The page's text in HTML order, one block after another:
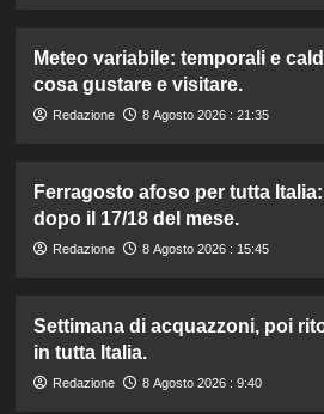
Meteo variabile: temporali e
cosa gustare e visitare.
Redazione 8 Agosto 2026 : 21:35
Ferragosto afoso per tutta
dopo il 17/18 del mese.
Redazione 8 Agosto 2026 : 15:45
Settimana di acquazzoni, poi
in tutta Italia.
Redazione 8 Agosto 2026 : 9:40